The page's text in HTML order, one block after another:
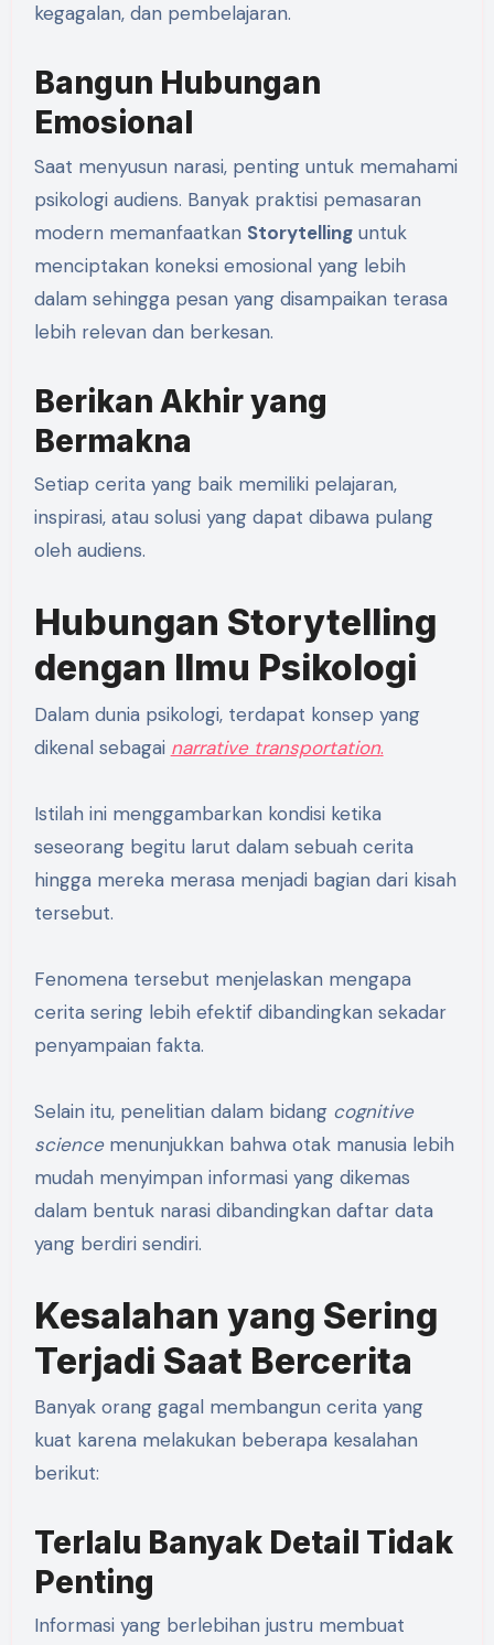
kegagalan, dan pembelajaran.
Bangun Hubungan
Emosional
Saat menyusun narasi, penting untuk memahami
psikologi audiens. Banyak praktisi pemasaran
modern memanfaatkan Storytellinguntuk
menciptakan koneksi emosional yang lebih
dalam sehingga pesan yang disampaikan terasa
lebih relevan dan berkesan.
Berikan Akhir yang
Bermakna
Setiap cerita yang baik memiliki pelajaran,
inspirasi, atau solusi yang dapat dibawa pulang
oleh audiens.
Hubungan Storytelling
dengan Ilmu Psikologi
Dalam dunia psikologi, terdapat konsep yang
dikenal sebagai narrative transportation.
Istilah ini menggambarkan kondisi ketika
seseorang begitu larut dalam sebuah cerita
hingga mereka merasa menjadi bagian dari kisah
tersebut.
Fenomena tersebut menjelaskan mengapa
cerita sering lebih efektif dibandingkan sekadar
penyampaian fakta.
Selain itu, penelitian dalam bidang cognitive
sciencemenunjukkan bahwa otak manusia lebih
mudah menyimpan informasi yang dikemas
dalam bentuk narasi dibandingkan daftar data
yang berdiri sendiri.
Kesalahan yang Sering
Terjadi Saat Bercerita
Banyak orang gagal membangun cerita yang
kuat karena melakukan beberapa kesalahan
berikut:
Terlalu Banyak Detail Tidak
Penting
Informasi yang berlebihan justru membuat